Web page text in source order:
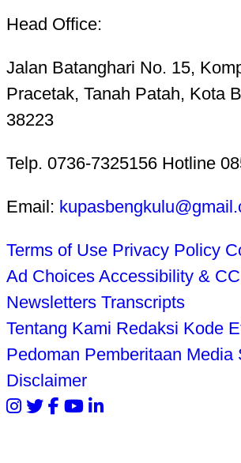
Head Office:
Jalan Batanghari No. 15,
Pracetak, Tanah Patah, Kota
38223
Telp. 0736-7325156 Hotline
Email:
Terms of Use Privacy Policy
Ad Choices Accessibility & CC
Newsletters Transcripts
Tentang Kami Redaksi Kode
Pedoman Pemberitaan Media
Disclaimer